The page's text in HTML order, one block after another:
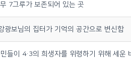
7그루가 보존되어 있는 곳
광보님의 집터가 기억의 공간으로 변신함
들이 4·3의 희생자를 위령하기 위해 세운